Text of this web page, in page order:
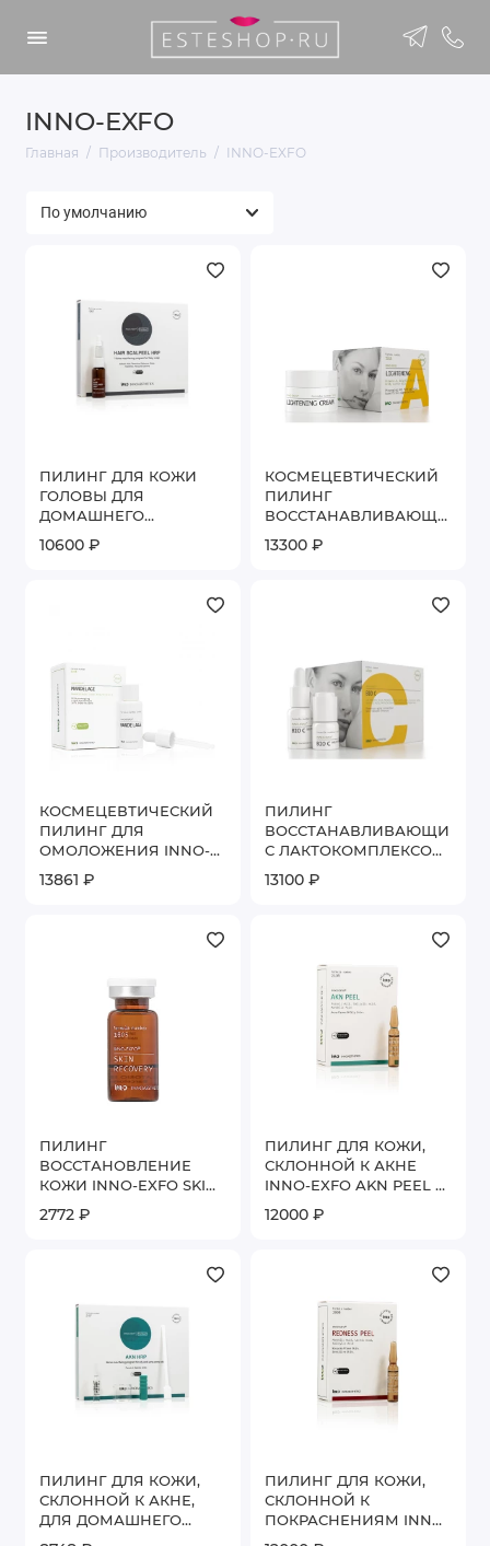
INNO-EXFO
Главная Производитель INNO-EXFO
ПИЛИНГ ДЛЯ КОЖИ
ГОЛОВЫ ДЛЯ
ДОМАШНЕГО
EXFO SCALPEEL HRP 4
10600 ₽
КОСМЕЦЕВТИЧЕСКИЙ
ПИЛИНГ
ВОССТАНАВЛИВАЮЩИЙ
LIGHTENING 15 Г
13300 ₽
КОСМЕЦЕВТИЧЕСКИЙ
ПИЛИНГ ДЛЯ
ОМОЛОЖЕНИЯ INNO-
МЛ
13861 ₽
ПИЛИНГ
ВОССТАНАВЛИВАЮЩИЙ
С ЛАКТОКОМПЛЕКСОМ
INNO-EXFO BIO-C 5 МЛ
13100 ₽
ПИЛИНГ
ВОССТАНОВЛЕНИЕ
КОЖИ INNO-EXFO SKIN
2772 ₽
ПИЛИНГ ДЛЯ КОЖИ,
СКЛОННОЙ К АКНЕ
INNO-EXFO AKN PEEL 6
12000 ₽
ПИЛИНГ ДЛЯ КОЖИ,
СКЛОННОЙ К АКНЕ,
ДЛЯ ДОМАШНЕГО
ПИЛИНГ ДЛЯ КОЖИ,
СКЛОННОЙ К
ПОКРАСНЕНИЯМ INNO-